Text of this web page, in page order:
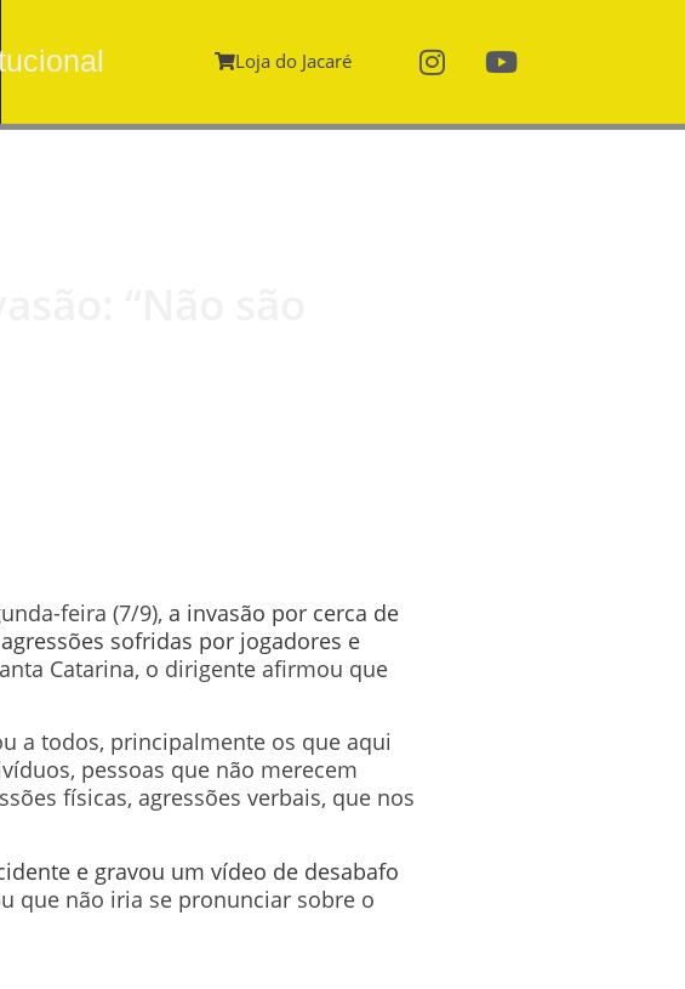
Loja do Jacaré
feira (7/9), a invasão por cerca de
sofridas por jogadores e
Catarina, o dirigente afirmou que
a todos, principalmente os que aqui
pessoas que não merecem
físicas, agressões verbais, que nos
e gravou um vídeo de desabafo
que não iria se pronunciar sobre o